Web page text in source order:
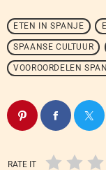
ETEN IN SPANJE
SPAANSE CULTUUR
VOOROORDELEN
RATE IT